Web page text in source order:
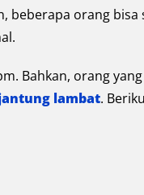
beberapa orang bisa
Bahkan, orang yang
lambat.